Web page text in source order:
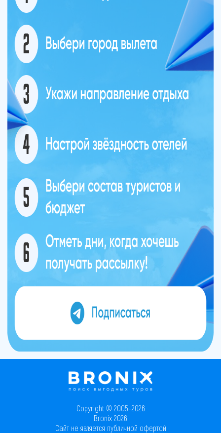
Copyright © 2005–2026
Bronix 2026
Сайт не является публичной офертой